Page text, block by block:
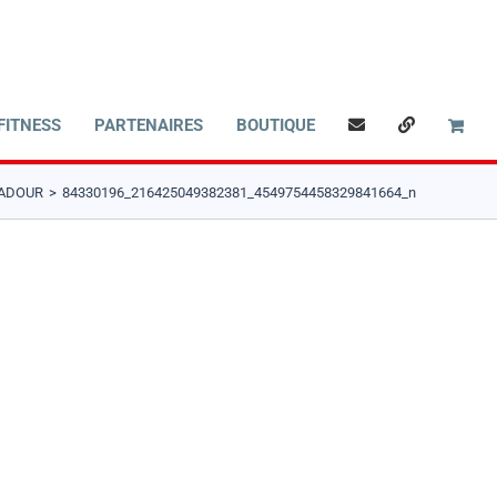
PARTENAIRES BOUTIQUE
84330196_216425049382381_4549754458329841664_n